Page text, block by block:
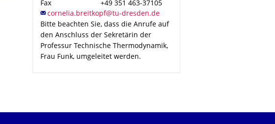
Fax
+49 351 463-37105
Bitte beachten Sie, dass die Anrufe auf
den Anschluss der Sekretärin der
Professur Technische Thermodynamik,
Frau Funk, umgeleitet werden.